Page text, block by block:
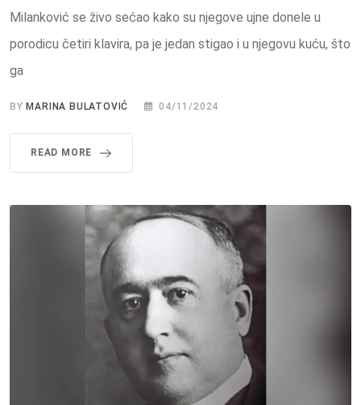
Milanković se živo sećao kako su njegove ujne donele u
porodicu četiri klavira, pa je jedan stigao i u njegovu kuću, što
ga
BYMARINA BULATOVIĆ 04/11/2024
READ MORE